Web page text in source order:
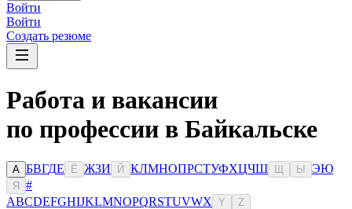
Войти
Войти
Создать резюме
Работа и вакансии
по профессии в Байкальске
А БВГДЕ Ё ЖЗИ Й КЛМНОПРСТУФХЦЧШ Ы ЭЮ
Я
#
ABCDEFGHIJKLMNOPQRSTUVWX Y Z